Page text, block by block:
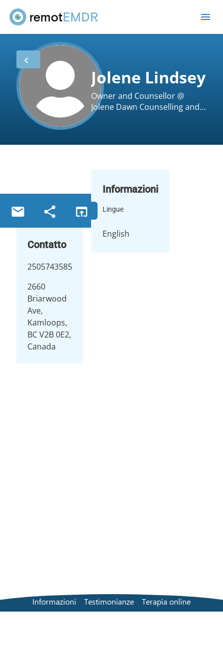
remotEMDR
Jolene Lindsey
Owner and Counsellor @
Jolene Dawn Counselling and
Consulting
Contatto
2505743585
2660
Briarwood
Ave,
Kamloops,
BC V2B 0E2,
Canada
Informazioni
Lingue
English
Informazioni Testimonianze
Terapia online